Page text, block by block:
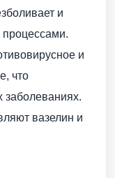
и
процессами.
и
что
заболеваниях.
вазелин и